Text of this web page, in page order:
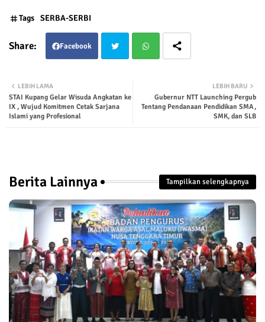
Tags SERBA-SERBI
Facebook
ter
LEBIH BARU
Gubernur NTT Launching Pergub
Tentang Pendanaan Pendidikan SMA,
SMK, dan SLB
LEBIH LAMA
STAI Kupang Gelar Wisuda Angkatan ke
IX , Wujud Komitmen Cetak Sarjana
Islami yang Profesional
Berita Lainnya Tampilkan selengkapnya